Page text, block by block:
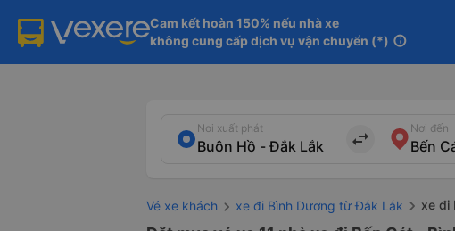
Cam kết hoàn 150% nếu nhà xe
không cung cấp dịch vụ vận chuyển (*) info
Nơi xuất phát
import_export
Nơi đến
Vé xe khách xe đi Bình Dương từ Đắk Lắk xe đi